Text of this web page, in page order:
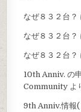
なぜ８３２台？
なぜ８３２台？
なぜ８３２台？
10th Anniv. の
Communityよ
9th Anniv.情報(